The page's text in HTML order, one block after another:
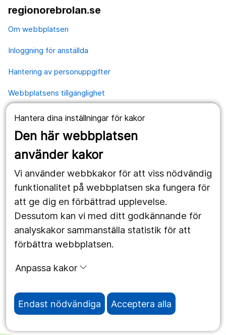
Hantera dina inställningar för kakor
Den här webbplatsen
använder kakor
Vi använder webbkakor för att viss nödvändig
funktionalitet på webbplatsen ska fungera för
att ge dig en förbättrad upplevelse.
Dessutom kan vi med ditt godkännande för
analyskakor sammanställa statistik för att
förbättra webbplatsen.
Anpassa kakor
Endast nödvändiga Acceptera alla
regionorebrolan.se
Om webbplatsen
Inloggning för anställda
Hantering av personuppgifter
Webbplatsens tillgänglighet
Våra webbplatser
1177.se
Region Örebro län
Följ oss
Facebook